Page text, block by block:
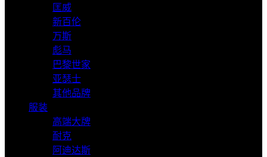
匡威
新百伦
万斯
彪马
巴黎世家
亚瑟士
其他品牌
服装
高端大牌
耐克
阿迪达斯